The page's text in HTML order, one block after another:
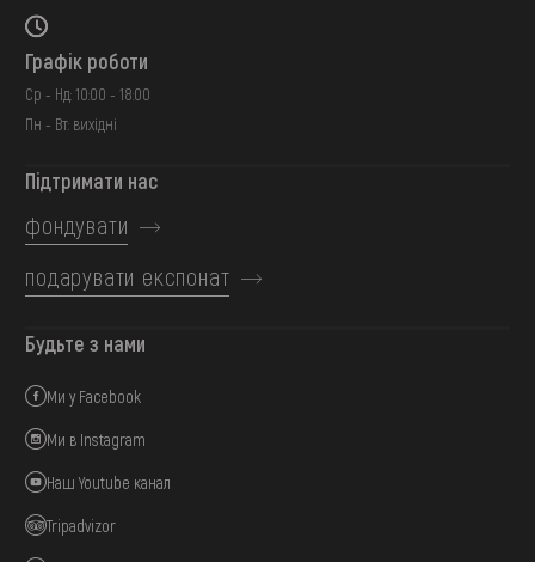
Графік роботи
Ср - Нд: 10:00 - 18:00
Пн - Вт: вихідні
Підтримати нас
фондувати
подарувати експонат
Будьте з нами
Ми у Facebook
Ми в Instagram
Наш Youtube канал
Tripadvizor